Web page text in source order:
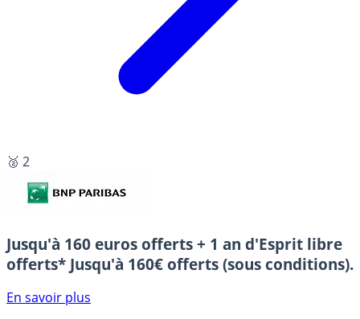
🥈 2
Jusqu'à 160 euros offerts + 1 an d'Esprit libre
offerts* Jusqu'à 160€ offerts (sous conditions).
En savoir plus